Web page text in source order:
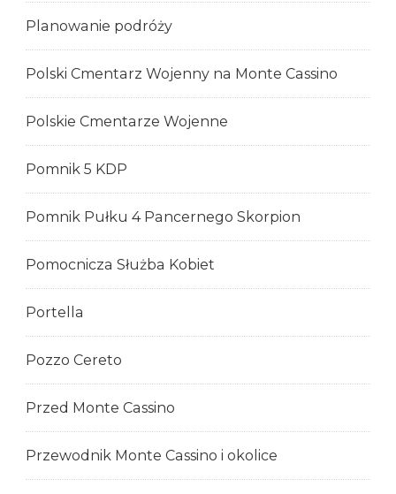
Planowanie podróży
Polski Cmentarz Wojenny na Monte Cassino
Polskie Cmentarze Wojenne
Pomnik 5 KDP
Pomnik Pułku 4 Pancernego Skorpion
Pomocnicza Służba Kobiet
Portella
Pozzo Cereto
Przed Monte Cassino
Przewodnik Monte Cassino i okolice